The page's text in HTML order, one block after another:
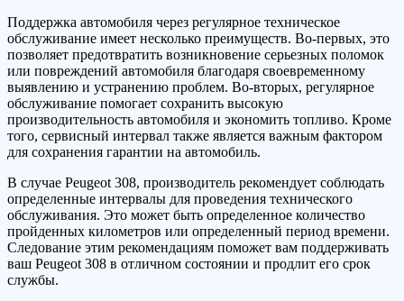
Поддержка автомобиля через регулярное техническое
обслуживание имеет несколько преимуществ. Во-первых, это
позволяет предотвратить возникновение серьезных поломок
или повреждений автомобиля благодаря своевременному
выявлению и устранению проблем. Во-вторых, регулярное
обслуживание помогает сохранить высокую
производительность автомобиля и экономить топливо. Кроме
того, сервисный интервал также является важным фактором
для сохранения гарантии на автомобиль.
В случае Peugeot 308, производитель рекомендует соблюдать
определенные интервалы для проведения технического
обслуживания. Это может быть определенное количество
пройденных километров или определенный период времени.
Следование этим рекомендациям поможет вам поддерживать
ваш Peugeot 308 в отличном состоянии и продлит его срок
службы.